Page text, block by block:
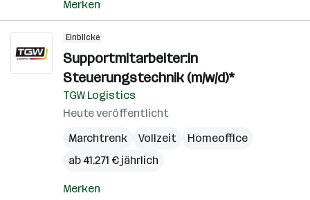
Merken
Einblicke
Supportmitarbeiter:in
Steuerungstechnik (m/w/d)*
TGW Logistics
Heute veröffentlicht
Marchtrenk
Vollzeit
Homeoffice
ab 41.271 € jährlich
Merken